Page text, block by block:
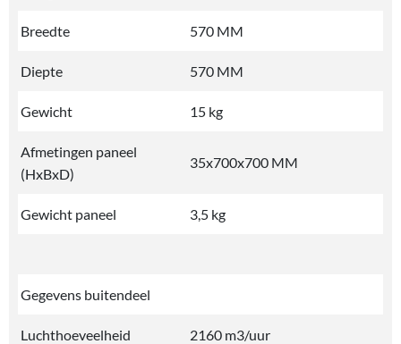
Breedte 570 MM
Diepte 570 MM
Gewicht 15 kg
Afmetingen paneel
(HxBxD)
35x700x700 MM
Gewicht paneel 3,5 kg
Gegevens buitendeel
Luchthoeveelheid 2160 m3/uur